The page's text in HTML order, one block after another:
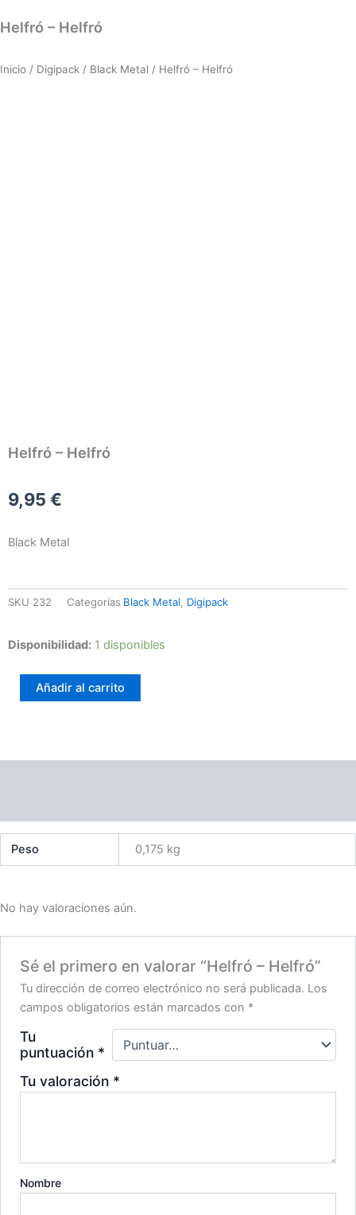
Helfró – Helfró
Inicio / Digipack / Black Metal / Helfró – Helfró
Helfró – Helfró
9,95 €
Black Metal
SKU 232 Categorías Black Metal, Digipack
Disponibilidad: 1 disponibles
Helfró
Helfró
cantidadAñadir al carrito
Peso 0,175 kg
No hay valoraciones aún.
Sé el primero en valorar “Helfró – Helfró”
Tu dirección de correo electrónico no será publicada. Los
campos obligatorios están marcados con *
Tu
puntuación *
Tu valoración *
Nombre